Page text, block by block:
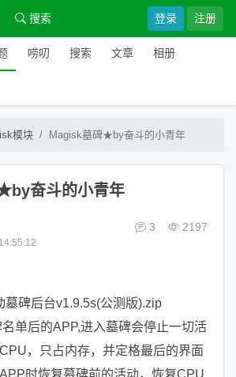
搜索 登录 注册
唠叨 搜索 文章 相册
模块 Magisk墓碑★by奋斗的小青年
奋斗的小青年
3 2197
墓碑后台v1.9.5s(公测版).zip
单后的APP,进入墓碑会停止一切活
，只占内存，并定格最后的界面
时恢复墓碑前的活动，恢复CPU